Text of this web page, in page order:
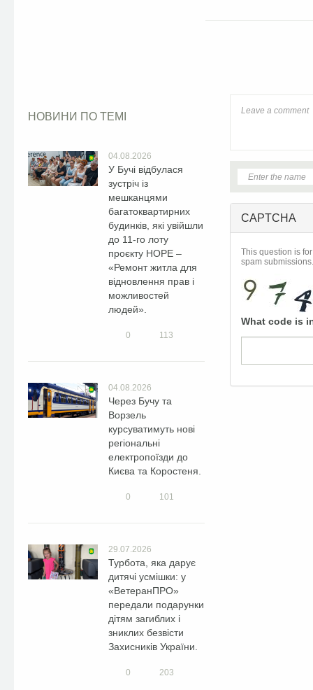
НОВИНИ ПО ТЕМІ
04.08.2026
У Бучі відбулася
зустріч із
мешканцями
багатоквартирних
будинків, які увійшли
до 11-го лоту
проєкту HOPE –
«Ремонт житла для
відновлення прав і
можливостей
людей».
0 113
04.08.2026
Через Бучу та
Ворзель
курсуватимуть нові
регіональні
електропоїзди до
Києва та Коростеня.
0 101
29.07.2026
Турбота, яка дарує
дитячі усмішки: у
«ВетеранПРО»
передали подарунки
дітям загиблих і
зниклих безвісти
Захисників України.
0 203
CAPTCHA
This question is
spam submissions.
What code is